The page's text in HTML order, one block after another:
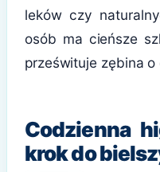
leków czy
osób ma cieńsze
prześwituje zębina o
Codzienna
krok do